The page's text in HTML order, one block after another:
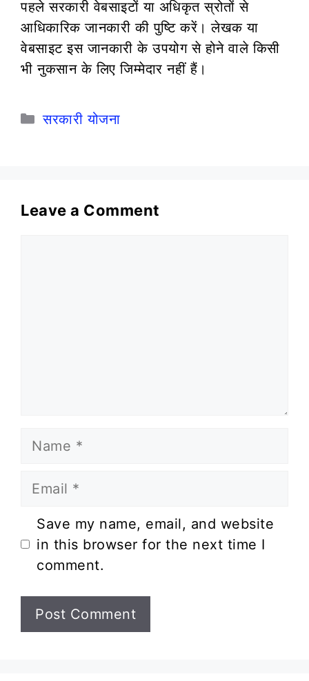
पहले सरकारी वेबसाइटों या अधिकृत स्रोतों से
आधिकारिक जानकारी की पुष्टि करें। लेखक या
वेबसाइट इस जानकारी के उपयोग से होने वाले किसी
भी नुकसान के लिए जिम्मेदार नहीं हैं।
Categories
सरकारी योजना
Leave a Comment
Name
Email
Website
Save my name, email, and website
in this browser for the next time I
comment.